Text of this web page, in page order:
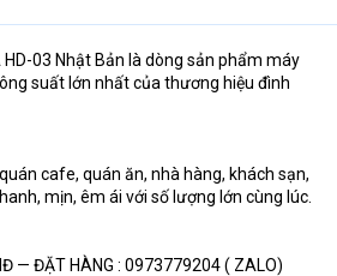
HD-03 Nhật Bản là dòng sản phẩm máy
suất lớn nhất của thương hiệu đình
cafe, quán ăn, nhà hàng, khách sạn,
mịn, êm ái với số lượng lớn cùng lúc.
— ĐẶT HÀNG : 0973779204 ( ZALO)